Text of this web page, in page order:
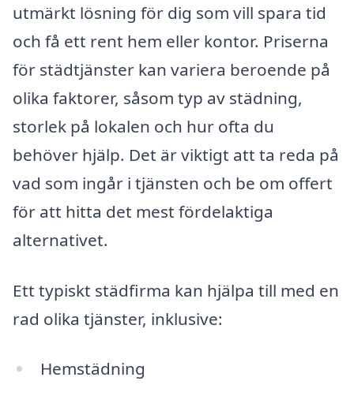
utmärkt lösning för dig som vill spara tid
och få ett rent hem eller kontor. Priserna
för städtjänster kan variera beroende på
olika faktorer, såsom typ av städning,
storlek på lokalen och hur ofta du
behöver hjälp. Det är viktigt att ta reda på
vad som ingår i tjänsten och be om offert
för att hitta det mest fördelaktiga
alternativet.
Ett typiskt städfirma kan hjälpa till med en
rad olika tjänster, inklusive:
Hemstädning